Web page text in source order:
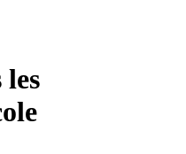
les